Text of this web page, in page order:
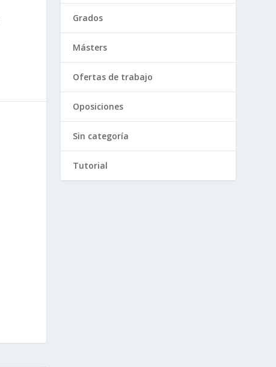
Grados
Másters
Ofertas de trabajo
Oposiciones
Sin categoría
Tutorial